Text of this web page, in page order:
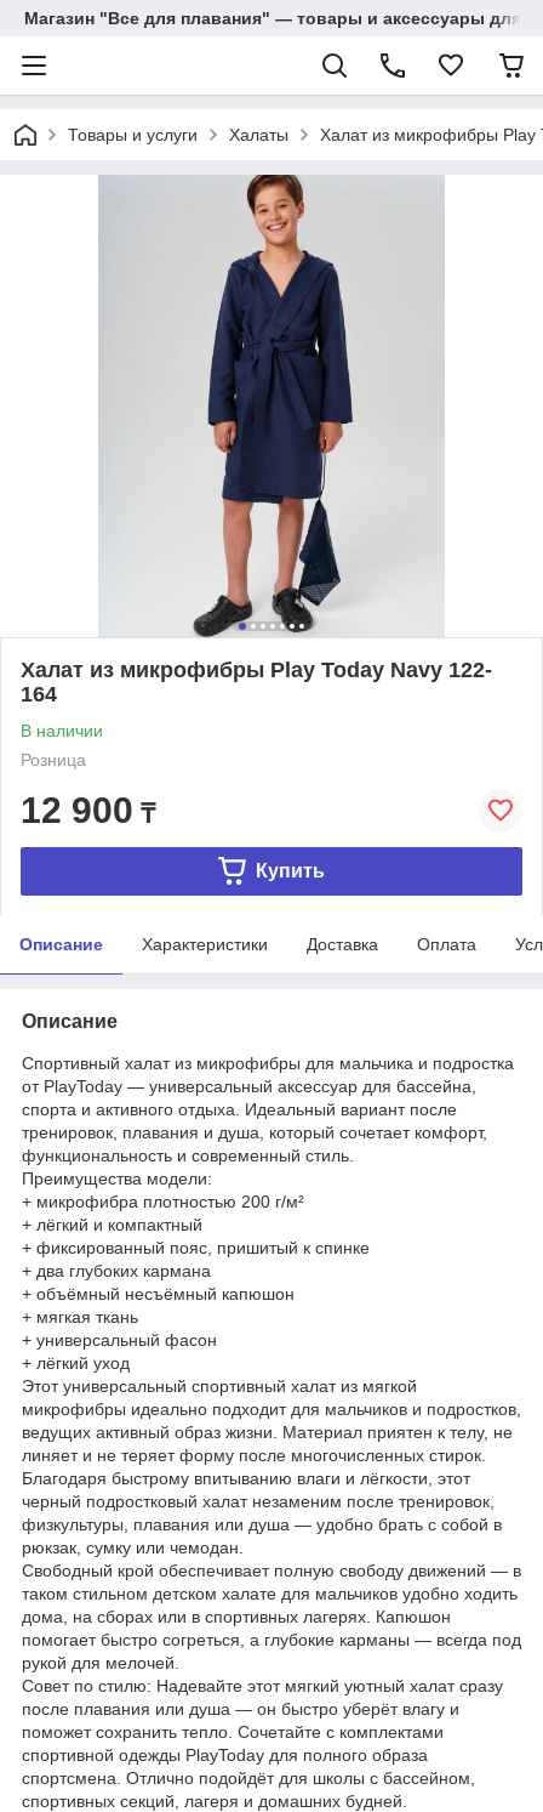
Магазин "Все для плавания" — товары и аксессуары для
Товары и услуги Халаты Халат из микрофибры Play
Халат из микрофибры Play Today Navy 122-
164
В наличии
Розница
12 900 ₸
Купить
Описание Характеристики Доставка Оплата
Описание
Спортивный халат из микрофибры для мальчика и подростка
от PlayToday — универсальный аксессуар для бассейна,
спорта и активного отдыха. Идеальный вариант после
тренировок, плавания и душа, который сочетает комфорт,
функциональность и современный стиль.
Преимущества модели:
+ микрофибра плотностью 200 г/м²
+ лёгкий и компактный
+ фиксированный пояс, пришитый к спинке
+ два глубоких кармана
+ объёмный несъёмный капюшон
+ мягкая ткань
+ универсальный фасон
+ лёгкий уход
Этот универсальный спортивный халат из мягкой
микрофибры идеально подходит для мальчиков и подростков,
ведущих активный образ жизни. Материал приятен к телу, не
линяет и не теряет форму после многочисленных стирок.
Благодаря быстрому впитыванию влаги и лёгкости, этот
черный подростковый халат незаменим после тренировок,
физкультуры, плавания или душа — удобно брать с собой в
рюкзак, сумку или чемодан.
Свободный крой обеспечивает полную свободу движений — в
таком стильном детском халате для мальчиков удобно ходить
дома, на сборах или в спортивных лагерях. Капюшон
помогает быстро согреться, а глубокие карманы — всегда под
рукой для мелочей.
Совет по стилю: Надевайте этот мягкий уютный халат сразу
после плавания или душа — он быстро уберёт влагу и
поможет сохранить тепло. Сочетайте с комплектами
спортивной одежды PlayToday для полного образа
спортсмена. Отлично подойдёт для школы с бассейном,
спортивных секций, лагеря и домашних будней.